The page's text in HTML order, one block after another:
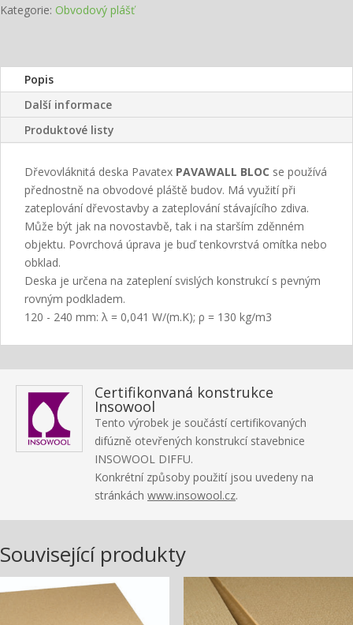
Kategorie: Obvodový plášť
Popis
Další informace
Produktové listy
Dřevovláknitá deska Pavatex PAVAWALL BLOC se používá
přednostně na obvodové pláště budov. Má využití při
zateplování dřevostavby a zateplování stávajícího zdiva.
Může být jak na novostavbě, tak i na starším zděnném
objektu. Povrchová úprava je buď tenkovrstvá omítka nebo
obklad.
Deska je určena na zateplení svislých konstrukcí s pevným
rovným podkladem.
120 - 240 mm: λ = 0,041 W/(m.K); ρ = 130 kg/m3
Certifikonvaná konstrukce
Insowool
Tento výrobek je součástí certifikovaných
difúzně otevřených konstrukcí stavebnice
INSOWOOL DIFFU.
Konkrétní způsoby použití jsou uvedeny na
stránkách www.insowool.cz.
Související produkty